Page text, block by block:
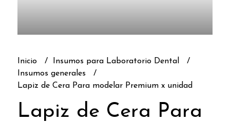
Inicio
Insumos para Laboratorio Dental
Insumos generales
Lapiz de Cera Para modelar Premium x unidad
Lapiz de Cera Para